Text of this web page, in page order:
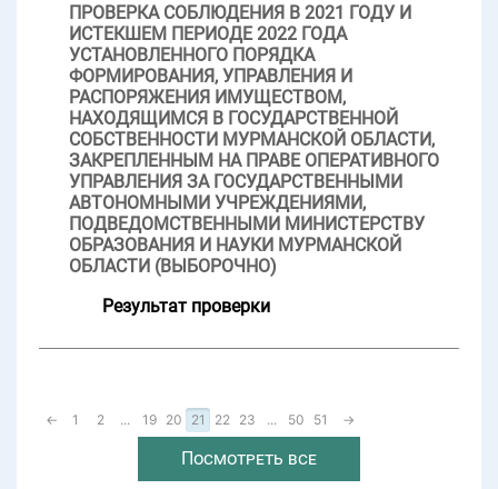
ПРОВЕРКА СОБЛЮДЕНИЯ В 2021 ГОДУ И
ИСТЕКШЕМ ПЕРИОДЕ 2022 ГОДА
УСТАНОВЛЕННОГО ПОРЯДКА
ФОРМИРОВАНИЯ, УПРАВЛЕНИЯ И
РАСПОРЯЖЕНИЯ ИМУЩЕСТВОМ,
НАХОДЯЩИМСЯ В ГОСУДАРСТВЕННОЙ
СОБСТВЕННОСТИ МУРМАНСКОЙ ОБЛАСТИ,
ЗАКРЕПЛЕННЫМ НА ПРАВЕ ОПЕРАТИВНОГО
УПРАВЛЕНИЯ ЗА ГОСУДАРСТВЕННЫМИ
АВТОНОМНЫМИ УЧРЕЖДЕНИЯМИ,
ПОДВЕДОМСТВЕННЫМИ МИНИСТЕРСТВУ
ОБРАЗОВАНИЯ И НАУКИ МУРМАНСКОЙ
ОБЛАСТИ (ВЫБОРОЧНО)
Результат проверки
← 1 2 ... 19 20 21 22 23 ... 50 51 →
Посмотреть все